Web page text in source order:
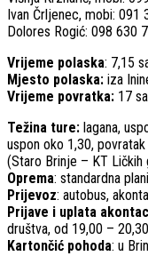
Ivan Črljenec, mobi: 091
Dolores Rogić: 098 630
Vrijeme polaska: 7,15
Mjesto polaska: iza
Vrijeme povratka: 17
Težina ture: lagana,
uspon oko 1,30,
(Staro Brinje – KT Ličkih
Oprema: standardna
Prijevoz: autobus,
Prijave i uplata
društva, od 19,00 –
Kartončić pohoda: u